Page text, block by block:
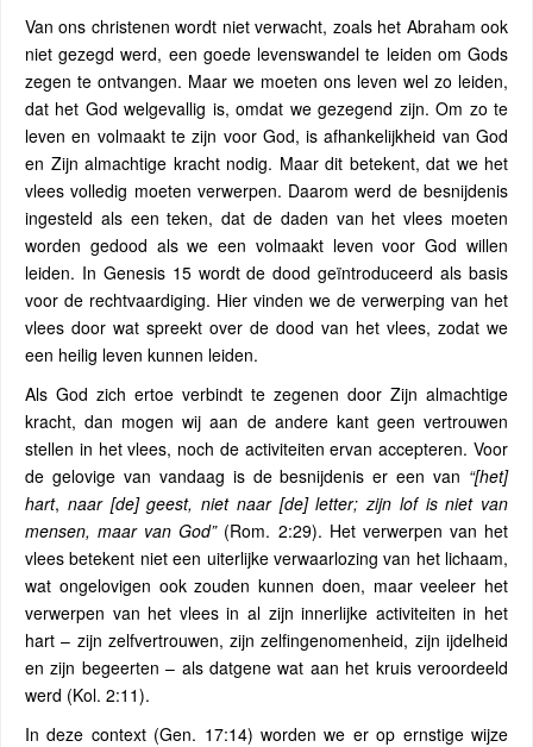
Van ons christenen wordt niet verwacht, zoals het Abraham ook
niet gezegd werd, een goede levenswandel te leiden om Gods
zegen te ontvangen. Maar we moeten ons leven wel zo leiden,
dat het God welgevallig is, omdat we gezegend zijn. Om zo te
leven en volmaakt te zijn voor God, is afhankelijkheid van God
en Zijn almachtige kracht nodig. Maar dit betekent, dat we het
vlees volledig moeten verwerpen. Daarom werd de besnijdenis
ingesteld als een teken, dat de daden van het vlees moeten
worden gedood als we een volmaakt leven voor God willen
leiden. In Genesis 15 wordt de dood geïntroduceerd als basis
voor de rechtvaardiging. Hier vinden we de verwerping van het
vlees door wat spreekt over de dood van het vlees, zodat we
een heilig leven kunnen leiden.
Als God zich ertoe verbindt te zegenen door Zijn almachtige
kracht, dan mogen wij aan de andere kant geen vertrouwen
stellen in het vlees, noch de activiteiten ervan accepteren. Voor
de gelovige van vandaag is de besnijdenis er een van “[het]
hart, naar [de] geest, niet naar [de] letter; zijn lof is niet van
mensen, maar van God”(Rom. 2:29). Het verwerpen van het
vlees betekent niet een uiterlijke verwaarlozing van het lichaam,
wat ongelovigen ook zouden kunnen doen, maar veeleer het
verwerpen van het vlees in al zijn innerlijke activiteiten in het
hart – zijn zelfvertrouwen, zijn zelfingenomenheid, zijn ijdelheid
en zijn begeerten – als datgene wat aan het kruis veroordeeld
werd (Kol. 2:11).
In deze context (Gen. 17:14) worden we er op ernstige wijze